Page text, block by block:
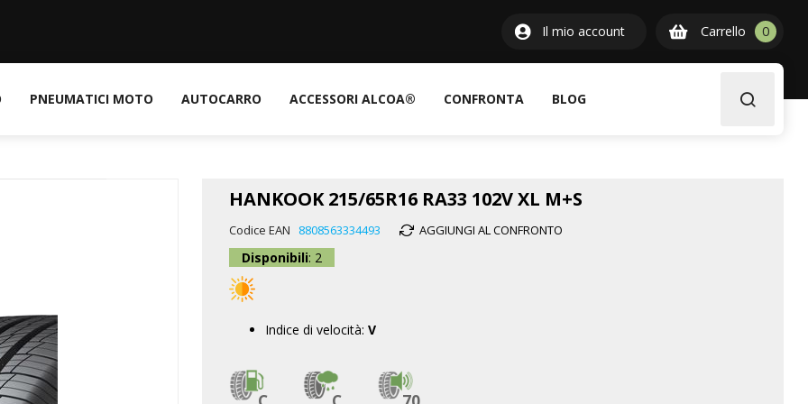
Il mio account Carrello 00
PNEUMATICI MOTO AUTOCARRO ACCESSORI ALCOA® CONFRONTA BLOG
HANKOOK 215/65R16 RA33 102V XL M+S
Codice EAN 8808563334493 AGGIUNGI AL CONFRONTO
Disponibili: 2
Indice di velocità: V